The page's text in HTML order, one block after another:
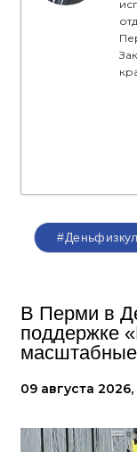
В Перми в
поддержке
09 августа 2026,